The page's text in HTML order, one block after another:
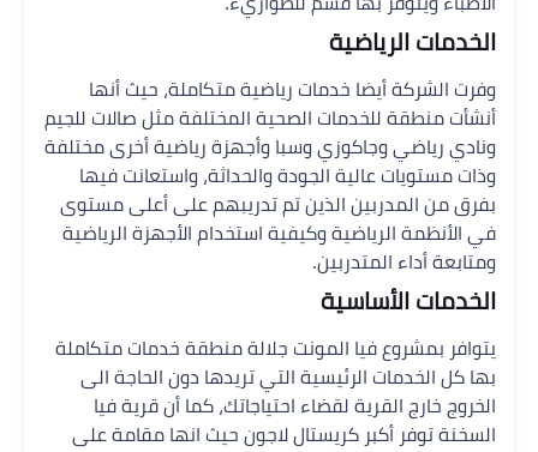
الخدمات الرياضية
وفرت الشركة أيضا خدمات رياضية متكاملة، حيث أنها
أنشأت منطقة للخدمات الصحية المختلفة مثل صالات للجيم
ونادي رياضي وجاكوزي وسبا وأجهزة رياضية أخرى مختلفة
وذات مستويات عالية الجودة والحداثة، واستعانت فيها
بفرق من المدربين الذين تم تدريبهم على أعلى مستوى
في الأنظمة الرياضية وكيفية استخدام الأجهزة الرياضية
ومتابعة أداء المتدربين.
الخدمات الأساسية
يتوافر بمشروع فيا المونت جلالة منطقة خدمات متكاملة
بها كل الخدمات الرئيسية التي تريدها دون الحاجة الى
الخروج خارج القرية لقضاء احتياجاتك، كما أن قرية فيا
السخنة توفر أكبر كريستال لاجون حيث انها مقامة على